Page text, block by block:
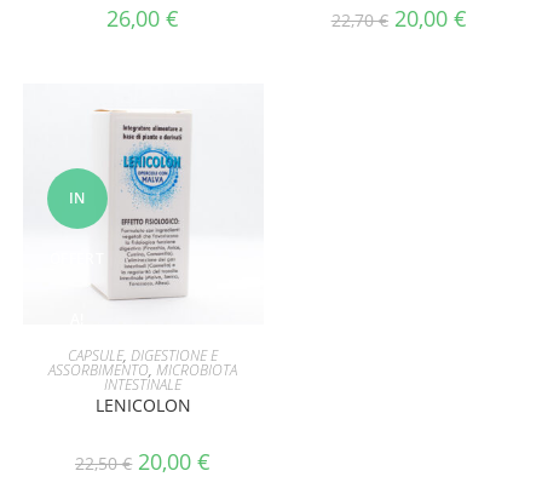
26,00€ 22,70€ 20,00 €
IN
AGGIUNGI AL CARRELLO
CAPSULE,DIGESTIONE E
ASSORBIMENTO,MICROBIOTA
INTESTINALE
LENICOLON
22,50€ 20,00€